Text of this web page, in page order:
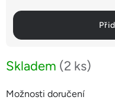
Skladem (2 ks)
Možnosti doručení